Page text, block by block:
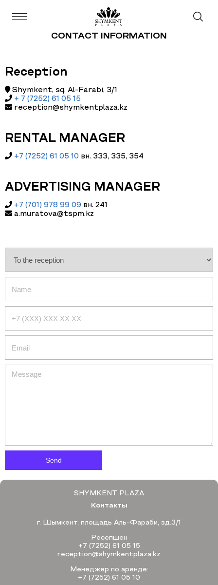
CONTACT INFORMATION
Reception
Shymkent, sq. Al-Farabi, 3/1
+ 7 (7252) 61 05 15
reception@shymkentplaza.kz
RENTAL MANAGER
+7 (7252) 61 05 10 вн. 333, 335, 354
ADVERTISING MANAGER
+7 (701) 978 99 09 вн. 241
a.muratova@tspm.kz
SHYMKENT PLAZA
Контакты
г. Шымкент, площадь Аль-Фараби, зд.3/1
Ресепшен
+7 (7252) 61 05 15
reception@shymkentplaza.kz
Менеджер по аренде:
+7 (7252) 61 05 10